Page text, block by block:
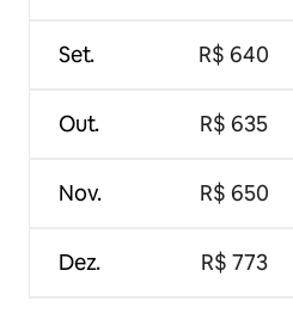
Set.
Out.
Nov.
Dez.
R$ 640
R$ 635
R$ 650
R$ 773